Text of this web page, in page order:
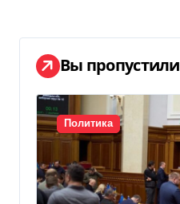
Вы пропустили
Политика